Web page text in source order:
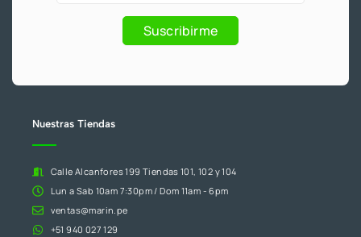
Promociones
blanco.
Suscribirme
Nuestras Tiendas
Calle Alcanfores 199 Tiendas 101, 102 y 104
Lun a Sab 10am 7:30pm / Dom 11am - 6pm
ventas@marin.pe
+51 940 027 129